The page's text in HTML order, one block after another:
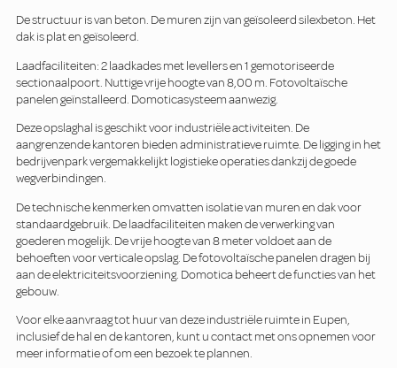
De structuur is van beton. De muren zijn van geïsoleerd silexbeton. Het
dak is plat en geïsoleerd.
Laadfaciliteiten: 2 laadkades met levellers en 1 gemotoriseerde
sectionaalpoort. Nuttige vrije hoogte van 8,00 m. Fotovoltaïsche
panelen geïnstalleerd. Domoticasysteem aanwezig.
Deze opslaghal is geschikt voor industriële activiteiten. De
aangrenzende kantoren bieden administratieve ruimte. De ligging in het
bedrijvenpark vergemakkelijkt logistieke operaties dankzij de goede
wegverbindingen.
De technische kenmerken omvatten isolatie van muren en dak voor
standaardgebruik. De laadfaciliteiten maken de verwerking van
goederen mogelijk. De vrije hoogte van 8 meter voldoet aan de
behoeften voor verticale opslag. De fotovoltaïsche panelen dragen bij
aan de elektriciteitsvoorziening. Domotica beheert de functies van het
gebouw.
Voor elke aanvraag tot huur van deze industriële ruimte in Eupen,
inclusief de hal en de kantoren, kunt u contact met ons opnemen voor
meer informatie of om een bezoek te plannen.